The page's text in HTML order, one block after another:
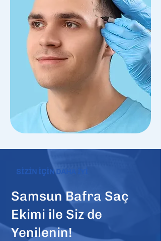
SİZİN İÇİN DAHA İYİ
Samsun Bafra Saç
Ekimi ile Siz de
Yenilenin!